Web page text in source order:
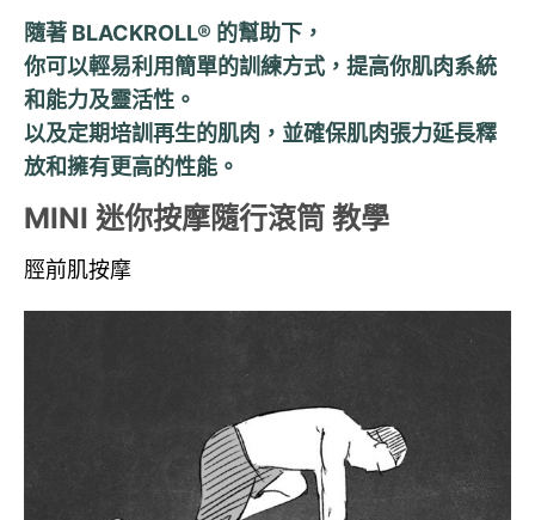
隨著 BLACKROLL® 的幫助下，
你可以輕易利用簡單的訓練方式，提高你肌肉系統
和能力及靈活性。
以及定期培訓再生的肌肉，並確保肌肉張力延長釋
放和擁有更高的性能。
MINI 迷你按摩隨行滾筒 教學
脛前肌按摩